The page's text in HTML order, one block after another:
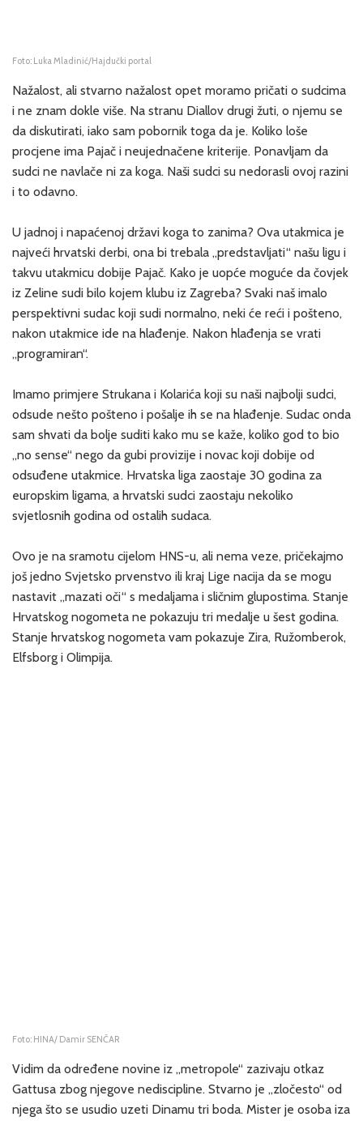
Foto: Luka Mladinić/Hajdučki portal
Nažalost, ali stvarno nažalost opet moramo pričati o sudcima
i ne znam dokle više. Na stranu Diallov drugi žuti, o njemu se
da diskutirati, iako sam pobornik toga da je. Koliko loše
procjene ima Pajač i neujednačene kriterije. Ponavljam da
sudci ne navlače ni za koga. Naši sudci su nedorasli ovoj razini
i to odavno.
U jadnoj i napaćenoj državi koga to zanima? Ova utakmica je
najveći hrvatski derbi, ona bi trebala „predstavljati“ našu ligu i
takvu utakmicu dobije Pajač. Kako je uopće moguće da čovjek
iz Zeline sudi bilo kojem klubu iz Zagreba? Svaki naš imalo
perspektivni sudac koji sudi normalno, neki će reći i pošteno,
nakon utakmice ide na hlađenje. Nakon hlađenja se vrati
„programiran“.
Imamo primjere Strukana i Kolarića koji su naši najbolji sudci,
odsude nešto pošteno i pošalje ih se na hlađenje. Sudac onda
sam shvati da bolje suditi kako mu se kaže, koliko god to bio
„no sense“ nego da gubi provizije i novac koji dobije od
odsuđene utakmice. Hrvatska liga zaostaje 30 godina za
europskim ligama, a hrvatski sudci zaostaju nekoliko
svjetlosnih godina od ostalih sudaca.
Ovo je na sramotu cijelom HNS-u, ali nema veze, pričekajmo
još jedno Svjetsko prvenstvo ili kraj Lige nacija da se mogu
nastavit „mazati oči“ s medaljama i sličnim glupostima. Stanje
Hrvatskog nogometa ne pokazuju tri medalje u šest godina.
Stanje hrvatskog nogometa vam pokazuje Zira, Ružomberok,
Elfsborg i Olimpija.
Foto: HINA/ Damir SENČAR
Vidim da određene novine iz „metropole“ zazivaju otkaz
Gattusa zbog njegove nediscipline. Stvarno je „zločesto“ od
njega što se usudio uzeti Dinamu tri boda. Mister je osoba iza